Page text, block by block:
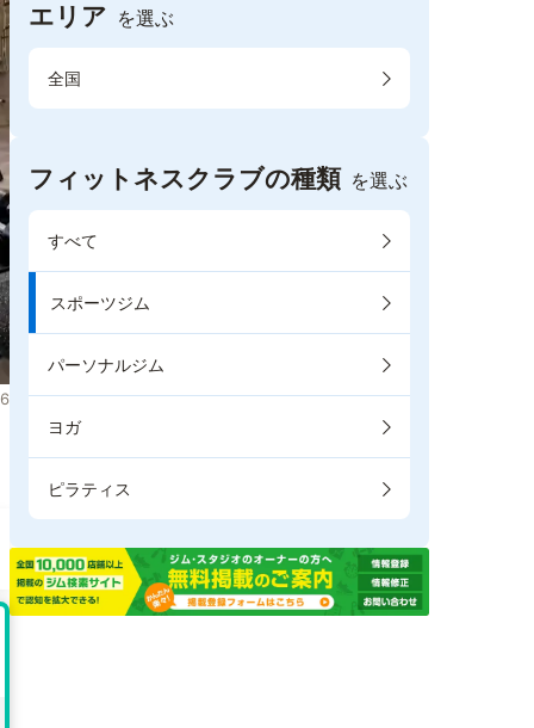
エリア を選ぶ
全国
フィットネスクラブの種類 を選ぶ
すべて
スポーツジム
パーソナルジム
ヨガ
ピラティス